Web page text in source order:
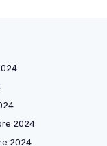
2024
2024